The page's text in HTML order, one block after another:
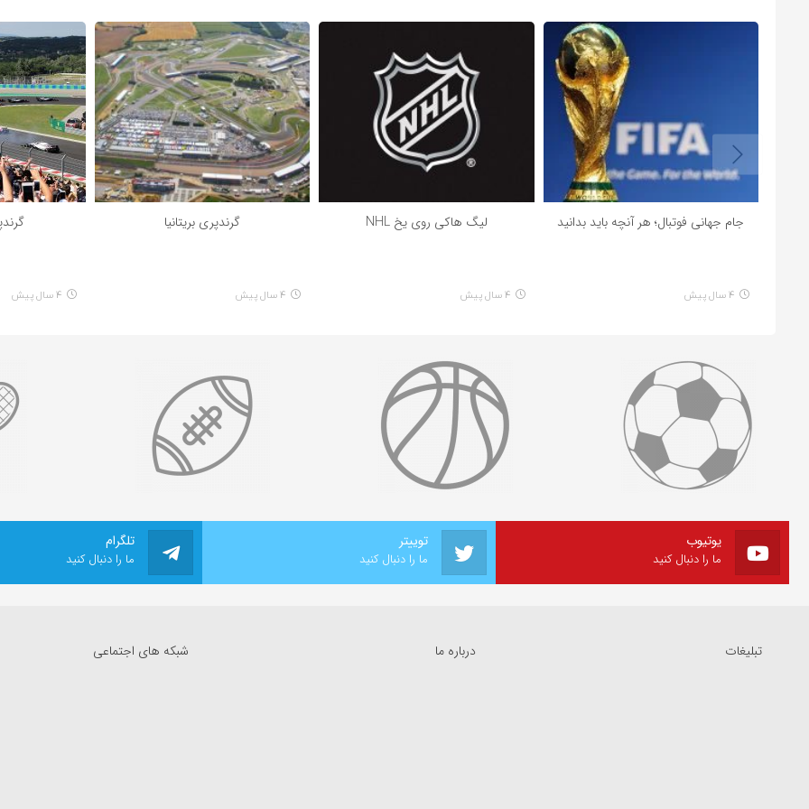
جام جهانی فوتبال؛ هر آنچه باید بدانید
4 سال پیش
لیگ هاکی روی یخ NHL
4 سال پیش
گرندپری بریتانیا
4 سال پیش 4 سال پیش
تلگرام
ما را دنبال کنید
توییتر
ما را دنبال کنید
یوتیوب
ما را دنبال کنید
تبلیغات درباره ما شبکه های اجتماعی